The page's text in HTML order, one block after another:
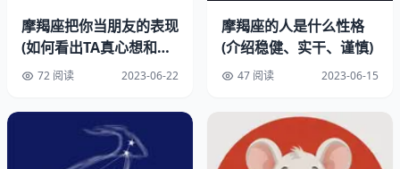
4、试探对方的底线
能会提出一些要求或者条件，观察对方的反应。如果对方不
愿意妥协或者违背自己的原则，摩羯男就会知道对方的底
摩羯座把你当朋友的表现
(如何看出TA真心想和你
做朋友)
72 阅读 2023-06-22
摩羯座的人是什么性格
(介绍稳健、实干、谨慎)
47 阅读 2023-06-15